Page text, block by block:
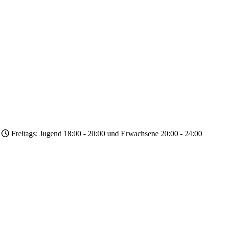
Freitags: Jugend 18:00 - 20:00 und Erwachsene 20:00 - 24:00